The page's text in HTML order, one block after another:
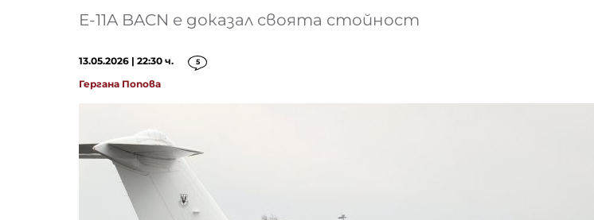
E-11A BACN е доказал своята стойност
13.05.2026 | 22:30 ч. 5
Гергана Попова